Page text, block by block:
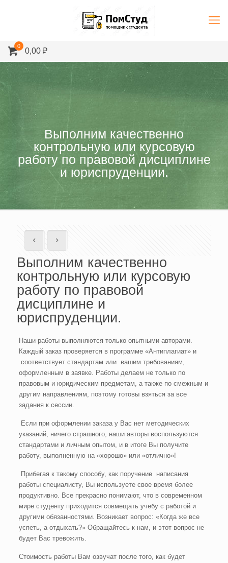
0
0,00 ₽
Выполним качественно
контрольную или курсовую
работу по правовой дисциплине
и юриспруденции.
Выполним качественно
контрольную или курсовую
работу по правовой
дисциплине и
юриспруденции.
Наши работы выполняются только опытными авторами.
Каждый заказ проверяется в программе «Антиплагиат» и
соответствует стандартам или вашим требованиям,
оформленным в заявке. Работы делаем не только по
правовым и юридическим предметам, а также по смежным и
другим направлениям, поэтому готовы взяться за все
задания к сессии.
Если при оформлении заказа у Вас нет методических
указаний, ничего страшного, наши авторы воспользуются
стандартами и личным опытом, и в итоге Вы получите
работу, выполненную на «хорошо» или «отлично»!
Прибегая к такому способу, как поручение написания
работы специалисту, Вы используете свое время более
продуктивно. Все прекрасно понимают, что в современном
мире студенту приходится совмещать учебу с работой и
другими обязанностями. Возникает вопрос: «Когда же все
успеть, а отдыхать?» Обращайтесь к нам, и этот вопрос не
будет Вас тревожить.
Стоимость работы Вам озвучат после того, как будет